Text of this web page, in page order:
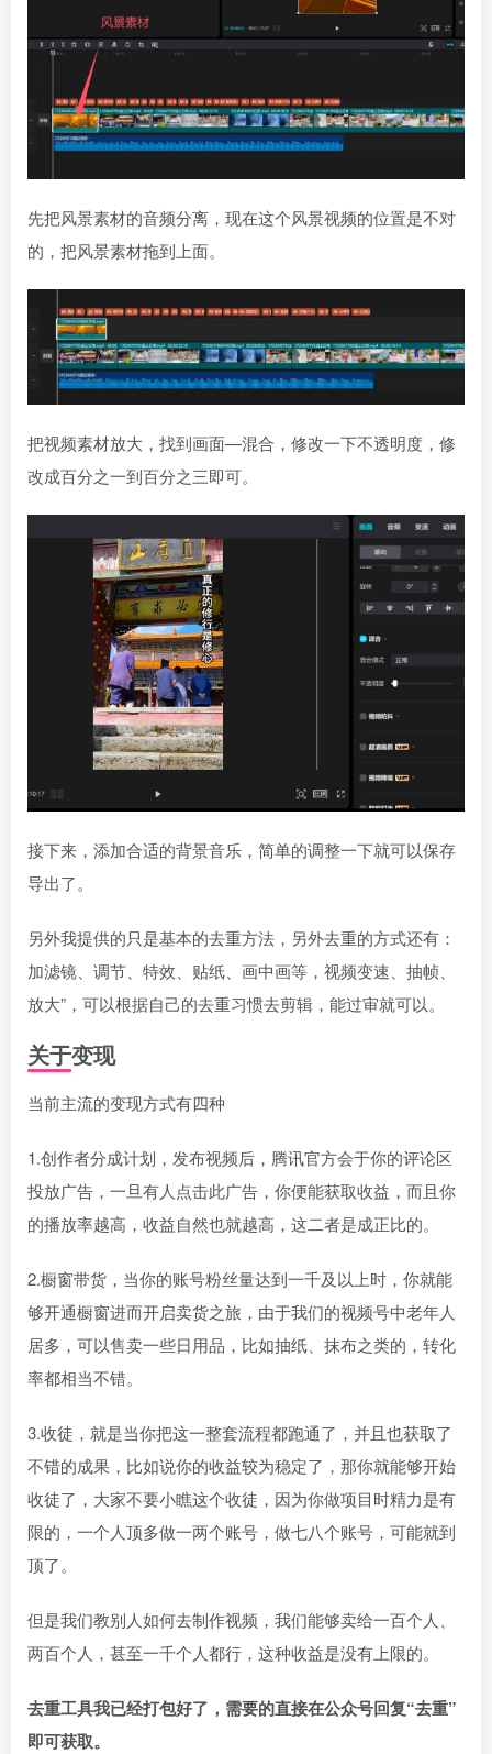
先把风景素材的音频分离，现在这个风景视频的位置是不对
的，把风景素材拖到上面。
把视频素材放大，找到画面—混合，修改一下不透明度，修
改成百分之一到百分之三即可。
接下来，添加合适的背景音乐，简单的调整一下就可以保存
导出了。
另外我提供的只是基本的去重方法，另外去重的方式还有：
加滤镜、调节、特效、贴纸、画中画等，视频变速、抽帧、
放大”，可以根据自己的去重习惯去剪辑，能过审就可以。
关于变现
当前主流的变现方式有四种
1.创作者分成计划，发布视频后，腾讯官方会于你的评论区
投放广告，一旦有人点击此广告，你便能获取收益，而且你
的播放率越高，收益自然也就越高，这二者是成正比的。
2.橱窗带货，当你的账号粉丝量达到一千及以上时，你就能
够开通橱窗进而开启卖货之旅，由于我们的视频号中老年人
居多，可以售卖一些日用品，比如抽纸、抹布之类的，转化
率都相当不错。
3.收徒，就是当你把这一整套流程都跑通了，并且也获取了
不错的成果，比如说你的收益较为稳定了，那你就能够开始
收徒了，大家不要小瞧这个收徒，因为你做项目时精力是有
限的，一个人顶多做一两个账号，做七八个账号，可能就到
顶了。
但是我们教别人如何去制作视频，我们能够卖给一百个人、
两百个人，甚至一千个人都行，这种收益是没有上限的。
去重工具我已经打包好了，需要的直接在公众号回复“去重”
即可获取。